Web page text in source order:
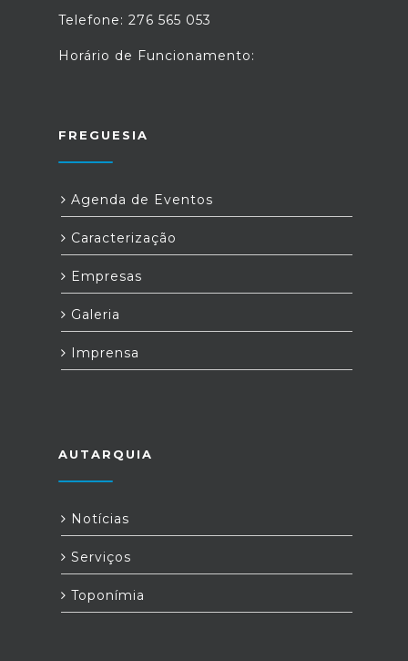
Telefone: 276 565 053
Horário de Funcionamento:
FREGUESIA
Agenda de Eventos
Caracterização
Empresas
Galeria
Imprensa
AUTARQUIA
Notícias
Serviços
Toponímia